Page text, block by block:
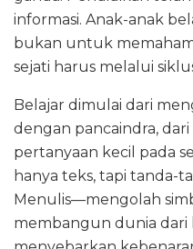
informasi. Anak-anak
bukan untuk
sejati harus melalui
Belajar dimulai dari
dengan pancaindra,
pertanyaan kecil pada
hanya teks, tapi tanda-
Menulis—mengolah
membangun dunia dari